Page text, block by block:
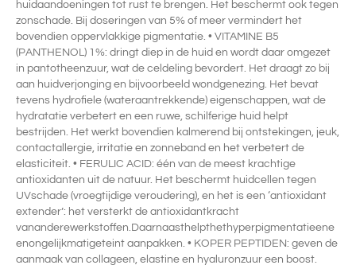
huidaandoeningen tot rust te brengen. Het beschermt ook tegen
zonschade. Bij doseringen van 5% of meer vermindert het
bovendien oppervlakkige pigmentatie. • VITAMINE B5
(PANTHENOL) 1%: dringt diep in de huid en wordt daar omgezet
in pantotheenzuur, wat de celdeling bevordert. Het draagt zo bij
aan huidverjonging en bijvoorbeeld wondgenezing. Het bevat
tevens hydrofiele (wateraantrekkende) eigenschappen, wat de
hydratatie verbetert en een ruwe, schilferige huid helpt
bestrijden. Het werkt bovendien kalmerend bij ontstekingen, jeuk,
contactallergie, irritatie en zonneband en het verbetert de
elasticiteit. • FERULIC ACID: één van de meest krachtige
antioxidanten uit de natuur. Het beschermt huidcellen tegen
UVschade (vroegtijdige veroudering), en het is een ‘antioxidant
extender’: het versterkt de antioxidantkracht
vananderewerkstoffen.Daarnaasthelpthethyperpigmentatieene
enongelijkmatigeteint aanpakken. • KOPER PEPTIDEN: geven de
aanmaak van collageen, elastine en hyaluronzuur een boost.